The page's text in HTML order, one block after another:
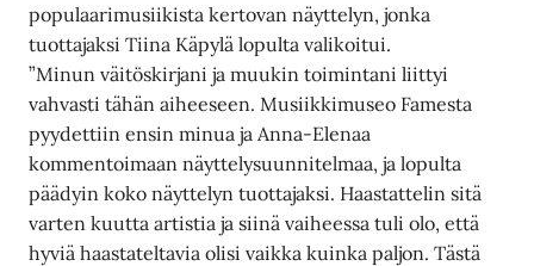
populaarimusiikista kertovan näyttelyn, jonka
tuottajaksi Tiina Käpylä lopulta valikoitui.
”Minun väitöskirjani ja muukin toimintani liittyi
vahvasti tähän aiheeseen. Musiikkimuseo Famesta
pyydettiin ensin minua ja Anna-Elenaa
kommentoimaan näyttelysuunnitelmaa, ja lopulta
päädyin koko näyttelyn tuottajaksi. Haastattelin sitä
varten kuutta artistia ja siinä vaiheessa tuli olo, että
hyviä haastateltavia olisi vaikka kuinka paljon. Tästä